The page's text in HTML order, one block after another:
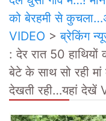
को बेरहमी से
VIDEO >ब्रेकिंग
: देर रात 50 हाथियों
बेटे के साथ सो रही
देखती रही…यहां देखें